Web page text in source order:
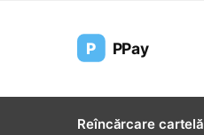
P PPay
Reîncărcare cartelă